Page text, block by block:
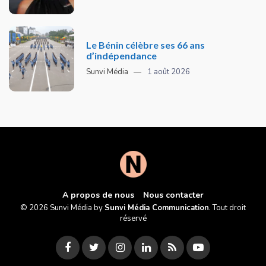
Le Bénin célèbre ses 66 ans
d’indépendance
Sunvi Média 1 août 2026
A propos de nous Nous contacter
© 2026 Sunvi Média by Sunvi Média Communication. Tout droit
réservé